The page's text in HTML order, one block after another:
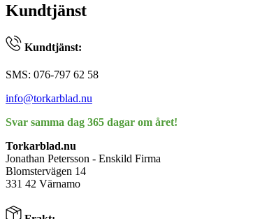
Kundtjänst
Kundtjänst:
SMS: 076-797 62 58
info@torkarblad.nu
Svar samma dag 365 dagar om året!
Torkarblad.nu
Jonathan Petersson - Enskild Firma
Blomstervägen 14
331 42 Värnamo